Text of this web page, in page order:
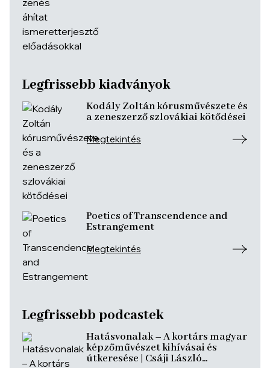
Legfrissebb kiadványok
Kodály Zoltán kórusművészete és
a zeneszerző szlovákiai kötődései
Megtekintés
Poetics of Transcendence and
Estrangement
Megtekintés
Legfrissebb podcastek
Hatásvonalak – A kortárs magyar
képzőművészet kihívásai és
útkeresése | Csáji László